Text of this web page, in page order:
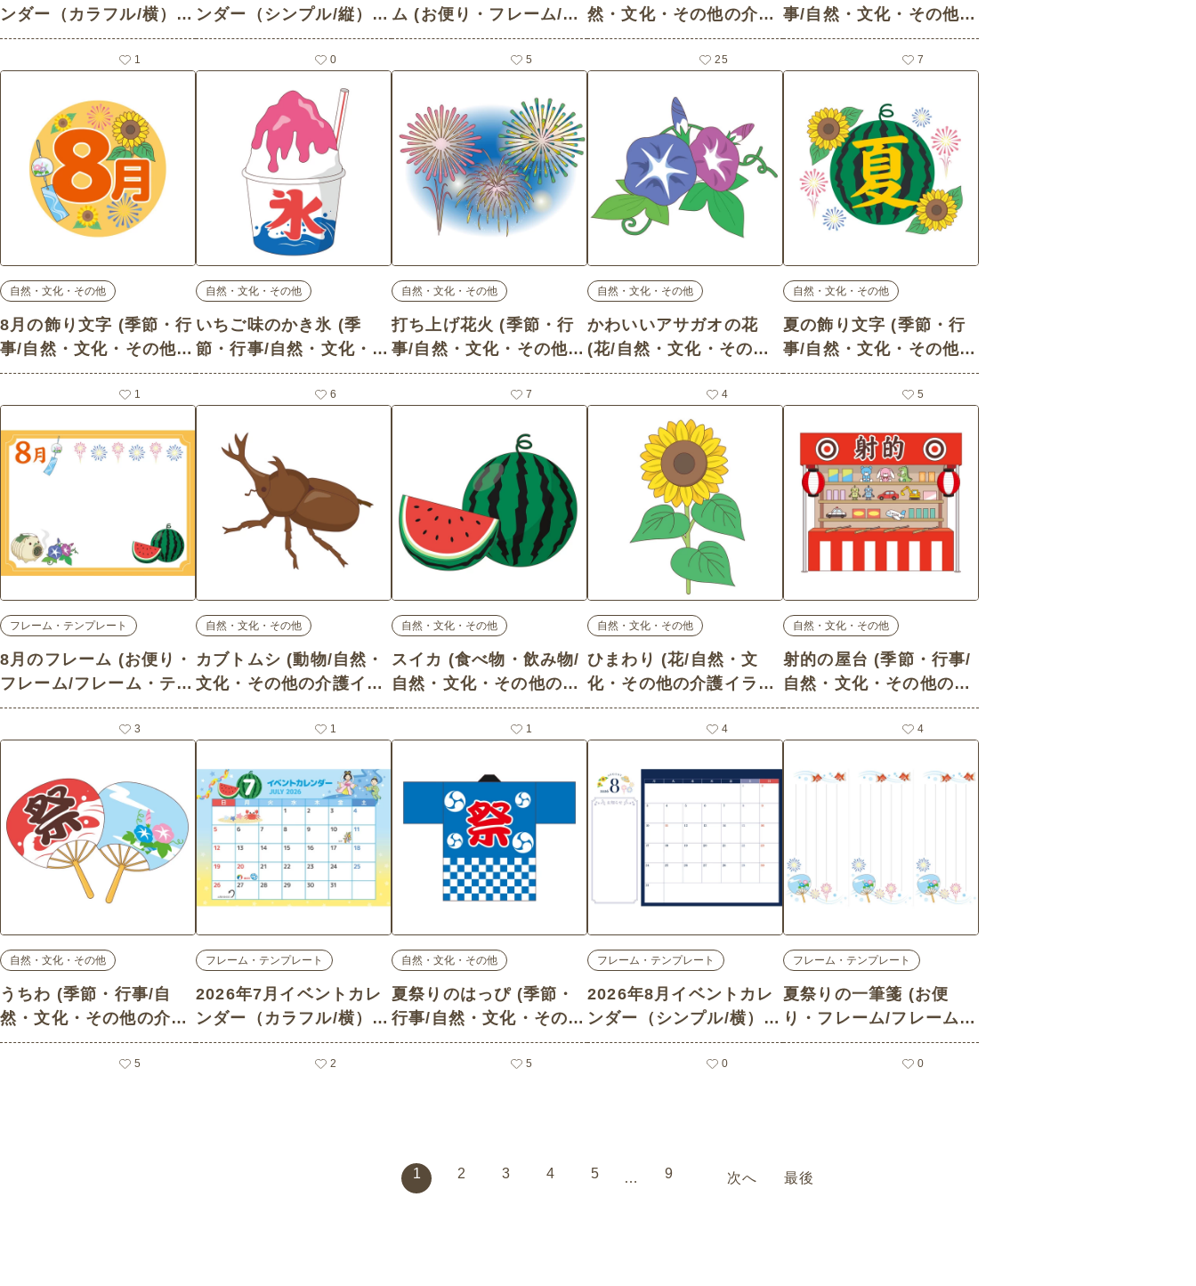
ンダー（カラフル/横）
(お便り・フレーム/フレ
ーム・テンプレートの介
1
ンダー（シンプル/縦）
(お便り・フレーム/フレ
ーム・テンプレートの介
護イラスト素材)
0
ム (お便り・フレーム/フ
レーム・テンプレートの
介護イラスト素材)
5
然・文化・その他の介護
イラスト素材)
25
事/自然・文化・その他の
介護イラスト素材)
7
自然・文化・その他
8月の飾り文字 (季節・行
事/自然・文化・その他の
介護イラスト素材)
1
自然・文化・その他
いちご味のかき氷 (季
節・行事/自然・文化・そ
の他の介護イラスト素材)
6
自然・文化・その他
打ち上げ花火 (季節・行
事/自然・文化・その他の
介護イラスト素材)
7
自然・文化・その他
かわいいアサガオの花
(花/自然・文化・その他
の介護イラスト素材)
4
自然・文化・その他
夏の飾り文字 (季節・行
事/自然・文化・その他の
介護イラスト素材)
5
フレーム・テンプレート
8月のフレーム (お便り・
フレーム/フレーム・テン
プレートの介護イラスト
3
自然・文化・その他
カブトムシ (動物/自然・
文化・その他の介護イラ
スト素材)
1
自然・文化・その他
スイカ (食べ物・飲み物/
自然・文化・その他の介
護イラスト素材)
1
自然・文化・その他
ひまわり (花/自然・文
化・その他の介護イラス
ト素材)
4
自然・文化・その他
射的の屋台 (季節・行事/
自然・文化・その他の介
護イラスト素材)
4
自然・文化・その他
うちわ (季節・行事/自
然・文化・その他の介護
イラスト素材)
5
フレーム・テンプレート
2026年7月イベントカレ
ンダー（カラフル/横）
(お便り・フレーム/フレ
ーム・テンプレートの介
2
自然・文化・その他
夏祭りのはっぴ (季節・
行事/自然・文化・その他
の介護イラスト素材)
5
フレーム・テンプレート
2026年8月イベントカレ
ンダー（シンプル/横）
(お便り・フレーム/フレ
ーム・テンプレートの介
0
フレーム・テンプレート
夏祭りの一筆箋 (お便
り・フレーム/フレーム・
テンプレートの介護イラ
0
1 2 3 4 5 … 9 次へ 最後